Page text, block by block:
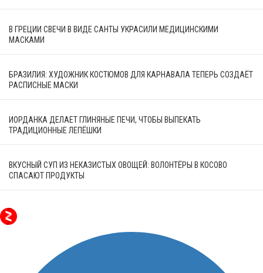
В ГРЕЦИИ СВЕЧИ В ВИДЕ САНТЫ УКРАСИЛИ МЕДИЦИНСКИМИ
МАСКАМИ
БРАЗИЛИЯ: ХУДОЖНИК КОСТЮМОВ ДЛЯ КАРНАВАЛА ТЕПЕРЬ СОЗДАЁТ
РАСПИСНЫЕ МАСКИ
ИОРДАНКА ДЕЛАЕТ ГЛИНЯНЫЕ ПЕЧИ, ЧТОБЫ ВЫПЕКАТЬ
ТРАДИЦИОННЫЕ ЛЕПЁШКИ
ВКУСНЫЙ СУП ИЗ НЕКАЗИСТЫХ ОВОЩЕЙ: ВОЛОНТЁРЫ В КОСОВО
СПАСАЮТ ПРОДУКТЫ